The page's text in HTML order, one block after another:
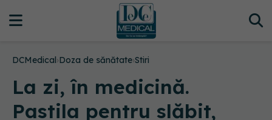
DCMedical›Doza de sănătate›Stiri
La zi, în medicină.
Pastila pentru slăbit,